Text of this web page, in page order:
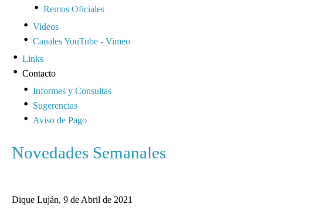
Remos Oficiales
Videos
Canales YouTube - Vimeo
Links
Contacto
Informes y Consultas
Sugerencias
Aviso de Pago
Novedades Semanales
Dique Luján, 9 de Abril de 2021